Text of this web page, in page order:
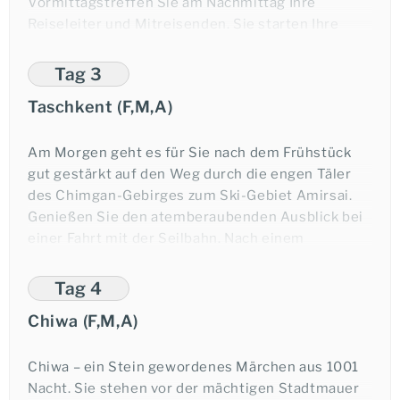
Reiseleiter und Mitreisenden. Sie starten Ihre
beeindruckende Denkmäler und Bauten wie
der Medresse Kukeldash, den Kavoj- und Amir-
Timur-Denkmälern und den typischen
Übernachtung in Taschkent.
Tag 3
Taschkent (F,M,A)
Am Morgen geht es für Sie nach dem Frühstück
gut gestärkt auf den Weg durch die engen Täler
des Chimgan-Gebirges zum Ski-Gebiet Amirsai.
Genießen Sie den atemberaubenden Ausblick bei
einer Fahrt mit der Seilbahn. Nach einem
Aussicht, geht Ihre Fahrt weiter zum Charvak-
Stausee. Ein sehr beliebtes Fotomotiv! Nach der
Rückfahrt beziehen Sie am Nachmittag in
Ihre Fahrt auf der sagenhaften Seidenstraße
beginnt! An Bord werden Sie bei einem leckeren
Tag 4
Chiwa (F,M,A)
Chiwa – ein Stein gewordenes Märchen aus 1001
Nacht. Sie stehen vor der mächtigen Stadtmauer